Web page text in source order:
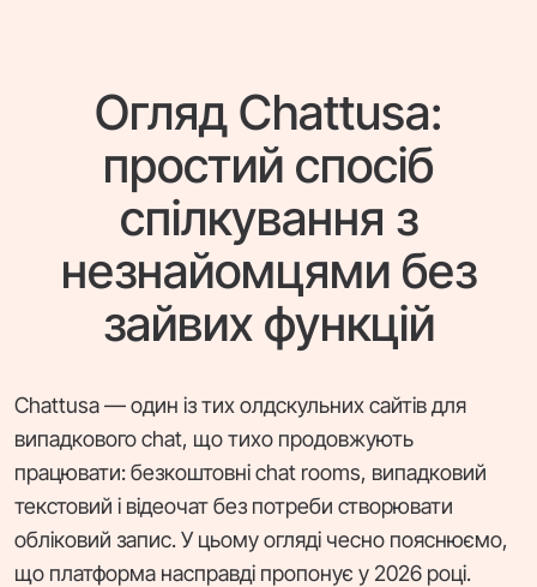
Огляд Chattusa:
простий спосіб
спілкування з
незнайомцями без
зайвих функцій
Chattusa — один із тих олдскульних сайтів для
випадкового chat, що тихо продовжують
працювати: безкоштовні chat rooms, випадковий
текстовий і відеочат без потреби створювати
обліковий запис. У цьому огляді чесно пояснюємо,
що платформа насправді пропонує у 2026 році.